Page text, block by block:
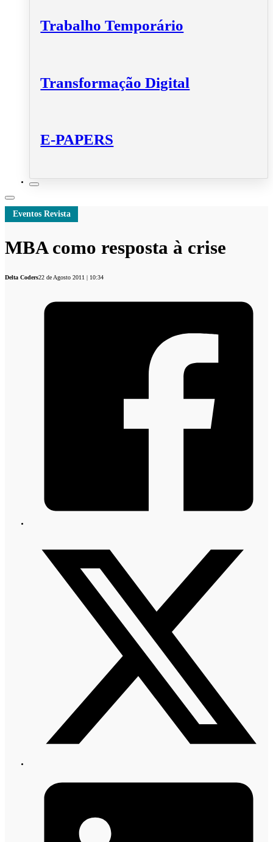
Trabalho Temporário
Transformação Digital
E-PAPERS
Eventos Revista
MBA como resposta à crise
Delta Coders22 de Agosto 2011 | 10:34